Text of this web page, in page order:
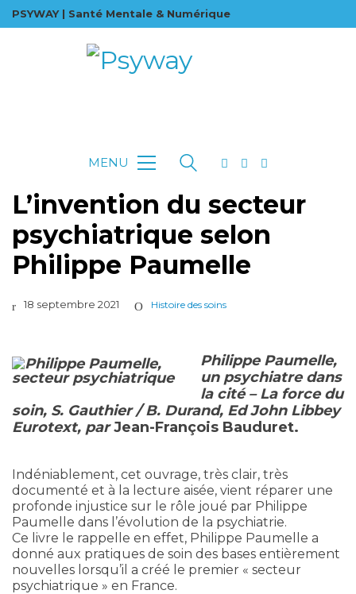
PSYWAY | Santé Mentale & Numérique
MENU
L’invention du secteur
psychiatrique selon
Philippe Paumelle
18 septembre 2021 Histoire des soins
Philippe Paumelle,
un psychiatre dans
la cité – La force du
soin, S. Gauthier / B. Durand, Ed John Libbey
Eurotext, parJean-François Bauduret.
Indéniablement, cet ouvrage, très clair, très
documenté et à la lecture aisée, vient réparer une
profonde injustice sur le rôle joué par Philippe
Paumelle dans l’évolution de la psychiatrie.
Ce livre le rappelle en effet, Philippe Paumelle a
donné aux pratiques de soin des bases entièrement
nouvelles lorsqu’il a créé le premier « secteur
psychiatrique » en France.